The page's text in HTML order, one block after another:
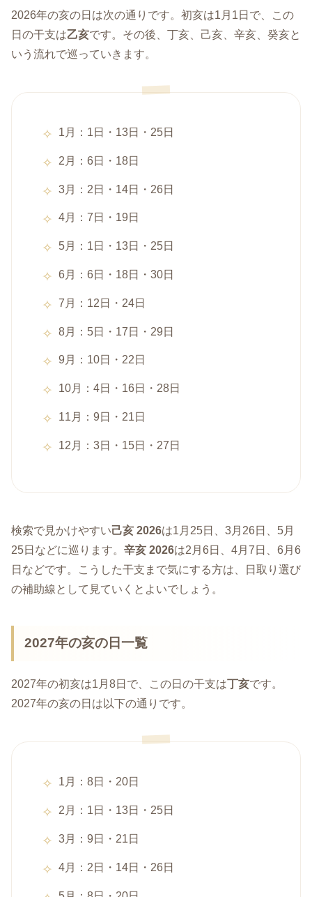
2026年の亥の日は次の通りです。初亥は1月1日で、この
日の干支は乙亥です。その後、丁亥、己亥、辛亥、癸亥と
いう流れで巡っていきます。
1月：1日・13日・25日
2月：6日・18日
3月：2日・14日・26日
4月：7日・19日
5月：1日・13日・25日
6月：6日・18日・30日
7月：12日・24日
8月：5日・17日・29日
9月：10日・22日
10月：4日・16日・28日
11月：9日・21日
12月：3日・15日・27日
検索で見かけやすい己亥 2026は1月25日、3月26日、5月
25日などに巡ります。 辛亥 2026は2月6日、4月7日、6月6
日などです。こうした干支まで気にする方は、日取り選び
の補助線として見ていくとよいでしょう。
2027年の亥の日一覧
2027年の初亥は1月8日で、この日の干支は丁亥です。
2027年の亥の日は以下の通りです。
1月：8日・20日
2月：1日・13日・25日
3月：9日・21日
4月：2日・14日・26日